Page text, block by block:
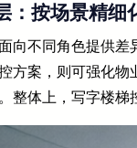
：按场景精细
向不同角色提供差
方案，则可强化物
整体上，写字楼梯